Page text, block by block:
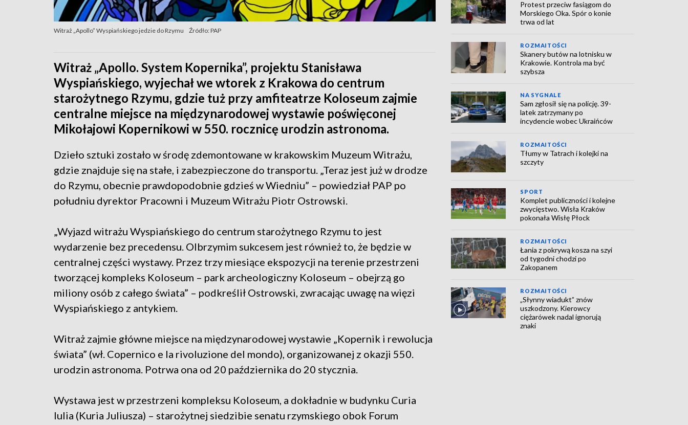
Witraż „Apollo” Wyspiańskiego jedzie do Rzymu Źródło: PAP
Witraż „Apollo. System Kopernika”, projektu Stanisława
Wyspiańskiego, wyjechał we wtorek z Krakowa do centrum
starożytnego Rzymu, gdzie tuż przy amfiteatrze Koloseum zajmie
centralne miejsce na międzynarodowej wystawie poświęconej
Mikołajowi Kopernikowi w 550. rocznicę urodzin astronoma.
Dzieło sztuki zostało w środę zdemontowane w krakowskim Muzeum Witrażu,
gdzie znajduje się na stałe, i zabezpieczone do transportu. „Teraz jest już w drodze
do Rzymu, obecnie prawdopodobnie gdzieś w Wiedniu” – powiedział PAP po
południu dyrektor Pracowni i Muzeum Witrażu Piotr Ostrowski.
„Wyjazd witrażu Wyspiańskiego do centrum starożytnego Rzymu to jest
wydarzenie bez precedensu. Olbrzymim sukcesem jest również to, że będzie w
centralnej części wystawy. Przez trzy miesiące ekspozycji na terenie przestrzeni
tworzącej kompleks Koloseum – park archeologiczny Koloseum – obejrzą go
miliony osób z całego świata” – podkreślił Ostrowski, zwracając uwagę na więzi
Wyspiańskiego z antykiem.
Witraż zajmie główne miejsce na międzynarodowej wystawie „Kopernik i rewolucja
świata” (wł. Copernico e la rivoluzione del mondo), organizowanej z okazji 550.
urodzin astronoma. Potrwa ona od 20 października do 20 stycznia.
Wystawa jest w przestrzeni kompleksu Koloseum, a dokładnie w budynku Curia
Iulia (Kuria Juliusza) – starożytnej siedzibie senatu rzymskiego obok Forum
Protest przeciw fasiągom do
Morskiego Oka. Spór o konie
trwa od lat
ROZMAITOŚCI
Skanery butów na lotnisku w
Krakowie. Kontrola ma być
szybsza
NA SYGNALE
Sam zgłosił się na policję. 39-
latek zatrzymany po
incydencie wobec Ukraińców
ROZMAITOŚCI
Tłumy w Tatrach i kolejki na
szczyty
SPORT
Komplet publiczności i kolejne
zwycięstwo. Wisła Kraków
pokonała Wisłę Płock
ROZMAITOŚCI
Łania z pokrywą kosza na szyi
od tygodni chodzi po
Zakopanem
ROZMAITOŚCI
„Słynny wiadukt” znów
uszkodzony. Kierowcy
ciężarówek nadal ignorują
znaki